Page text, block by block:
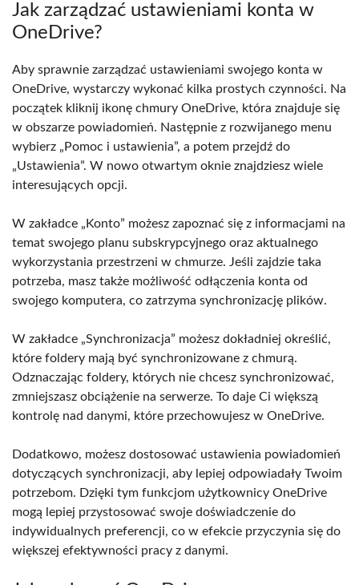
Jak zarządzać ustawieniami konta w
OneDrive?
Aby sprawnie zarządzać ustawieniami swojego konta w
OneDrive, wystarczy wykonać kilka prostych czynności. Na
początek kliknij ikonę chmury OneDrive, która znajduje się
w obszarze powiadomień. Następnie z rozwijanego menu
wybierz „Pomoc i ustawienia”, a potem przejdź do
„Ustawienia”. W nowo otwartym oknie znajdziesz wiele
interesujących opcji.
W zakładce „Konto” możesz zapoznać się z informacjami na
temat swojego planu subskrypcyjnego oraz aktualnego
wykorzystania przestrzeni w chmurze. Jeśli zajdzie taka
potrzeba, masz także możliwość odłączenia konta od
swojego komputera, co zatrzyma synchronizację plików.
W zakładce „Synchronizacja” możesz dokładniej określić,
które foldery mają być synchronizowane z chmurą.
Odznaczając foldery, których nie chcesz synchronizować,
zmniejszasz obciążenie na serwerze. To daje Ci większą
kontrolę nad danymi, które przechowujesz w OneDrive.
Dodatkowo, możesz dostosować ustawienia powiadomień
dotyczących synchronizacji, aby lepiej odpowiadały Twoim
potrzebom. Dzięki tym funkcjom użytkownicy OneDrive
mogą lepiej przystosować swoje doświadczenie do
indywidualnych preferencji, co w efekcie przyczynia się do
większej efektywności pracy z danymi.